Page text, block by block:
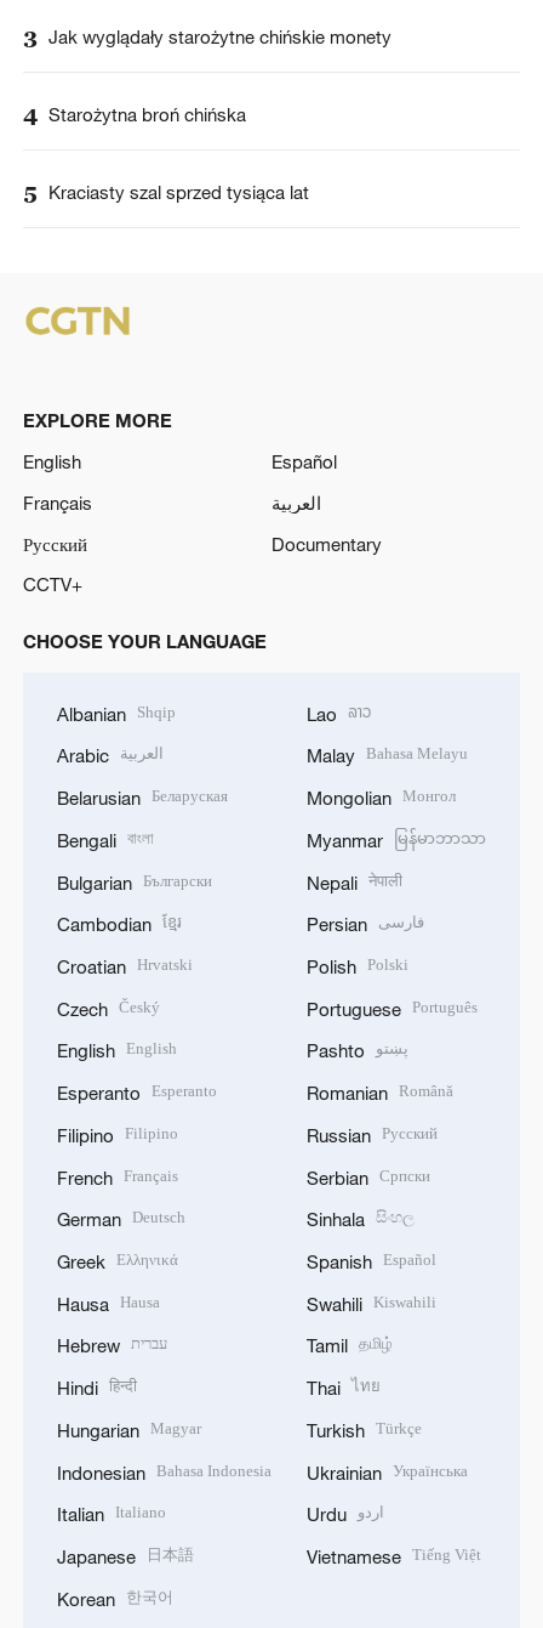
3 Jak wyglądały starożytne chińskie monety
4 Starożytna broń chińska
5 Kraciasty szal sprzed tysiąca lat
EXPLORE MORE
English
Español
Français
العربية
Русский
Documentary
CCTV+
CHOOSE YOUR LANGUAGE
Albanian Shqip
Arabic العربية
Belarusian Беларуская
Bengali বাংলা
Bulgarian Български
Cambodian ខ្មែរ
Croatian Hrvatski
Czech Český
English English
Esperanto Esperanto
Filipino Filipino
French Français
German Deutsch
Greek Ελληνικά
Hausa Hausa
Hebrew עברית
Hindi हिन्दी
Hungarian Magyar
Indonesian Bahasa Indonesia
Italian Italiano
Japanese 日本語
Korean 한국어
Lao ລາວ
Malay Bahasa Melayu
Mongolian Монгол
Myanmar မြန်မာဘာသာ
Nepali नेपाली
Persian فارسی
Polish Polski
Portuguese Português
Pashto پښتو
Romanian Română
Russian Русский
Serbian Српски
Sinhala සිංහල
Spanish Español
Swahili Kiswahili
Tamil தமிழ்
Thai ไทย
Turkish Türkçe
Ukrainian Українська
Urdu اردو
Vietnamese Tiếng Việt